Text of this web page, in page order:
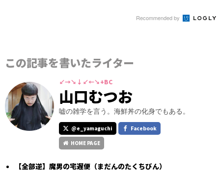
Recommended by
この記事を書いたライター
↙→↘↓↙←↘+BC
山口むつお
嘘の雑学を言う。海鮮丼の化身でもある。
@e_yamaguchi
Facebook
HOME PAGE
【全部逆】魔男の宅遅便（まだんのたくちびん）